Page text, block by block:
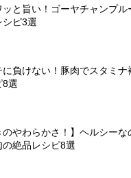
ッと旨い！ゴーヤチャンプル
シピ3選
に負けない！豚肉でスタミナ
8選
のやわらかさ！】ヘルシー
の絶品レシピ8選